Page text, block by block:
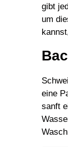
gibt
um
eine
sanft